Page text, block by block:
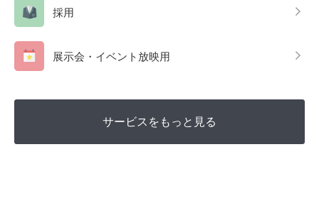
採用
展示会・イベント放映用
サービスをもっと見る